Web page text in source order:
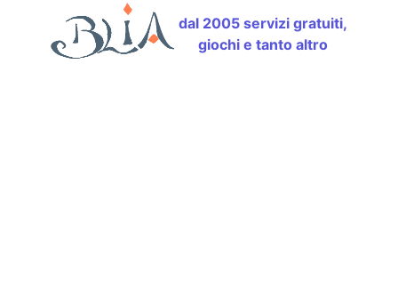
dal 2005 servizi gratuiti,
giochi e tanto altro